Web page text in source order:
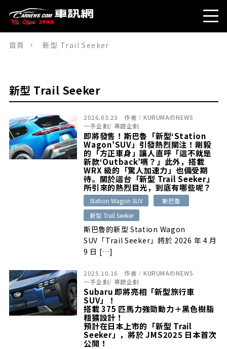
首頁 新型 Trail Seeker
新型 Trail Seeker
2026.03.23 作者： KURUMAのNEWS
一手企劃/ 專題企劃
即將發售！斯巴魯「新型‘Station
Wagon’SUV」引發熱烈關注！剛毅
的「方正車身」讓人直呼「這不就是
新款‘Outback’嗎？」此外，搭載
WRX 級的「驚人加速力」也備受期
待。關於這台「新型 Trail Seeker」
所引來的熱烈目光，到底有哪些呢？
Station Wagon SUV
斯巴魯
新型 Trail Seeker
斯巴魯的新型 Station Wagon
SUV「Trail Seeker」將於 2026 年 4 月
9 日 […]
2025.10.16 作者： KURUMAのNEWS
一手企劃/ 專題企劃
Subaru 即將亮相「新型旅行車
SUV」！
搭載 375 匹馬力強勁動力＋黑色樹脂
粗獷設計！
預計在日本上市的「新型 Trail
Seeker」，將於 JMS2025 日本首次
公開！